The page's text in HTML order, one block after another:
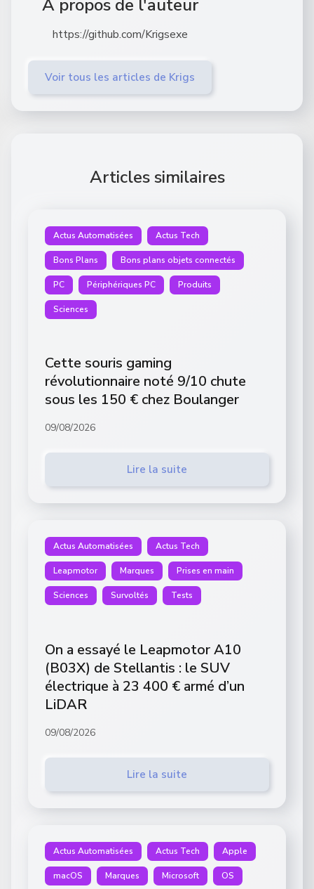
À propos de l'auteur
https://github.com/Krigsexe
Voir tous les articles de Krigs
Articles similaires
Actus Automatisées Actus Tech
Bons Plans Bons plans objets connectés
PC Périphériques PC Produits
Sciences
Cette souris gaming
révolutionnaire noté 9/10 chute
sous les 150 € chez Boulanger
09/08/2026
Lire la suite
Actus Automatisées Actus Tech
Leapmotor Marques Prises en main
Sciences Survoltés Tests
On a essayé le Leapmotor A10
(B03X) de Stellantis : le SUV
électrique à 23 400 € armé d’un
LiDAR
09/08/2026
Lire la suite
Actus Automatisées Actus Tech Apple
macOS Marques Microsoft OS